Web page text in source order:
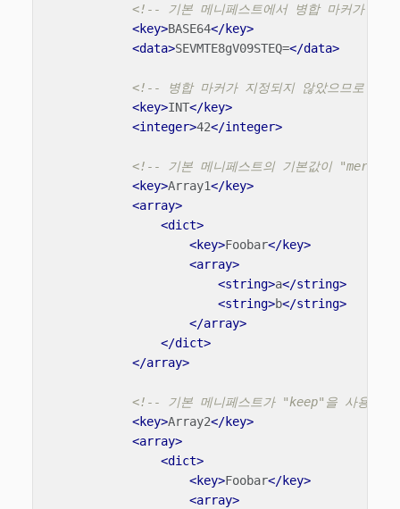
<!-- 기본 메니페스트에서 병합 마커가
<key>BASE64</key>
<data>SEVMTE8gV09STEQ=</data>
<!-- 병합 마커가 지정되지 않았으므로 익
<key>INT</key>
<integer>42</integer>
<!-- 기본 메니페스트의 기본값이 "merge"
<key>Array1</key>
<array>
<dict>
<key>Foobar</key>
<array>
<string>a</string>
<string>b</string>
</array>
</dict>
</array>
<!-- 기본 메니페스트가 "keep"을 사용했으
<key>Array2</key>
<array>
<dict>
<key>Foobar</key>
<array>